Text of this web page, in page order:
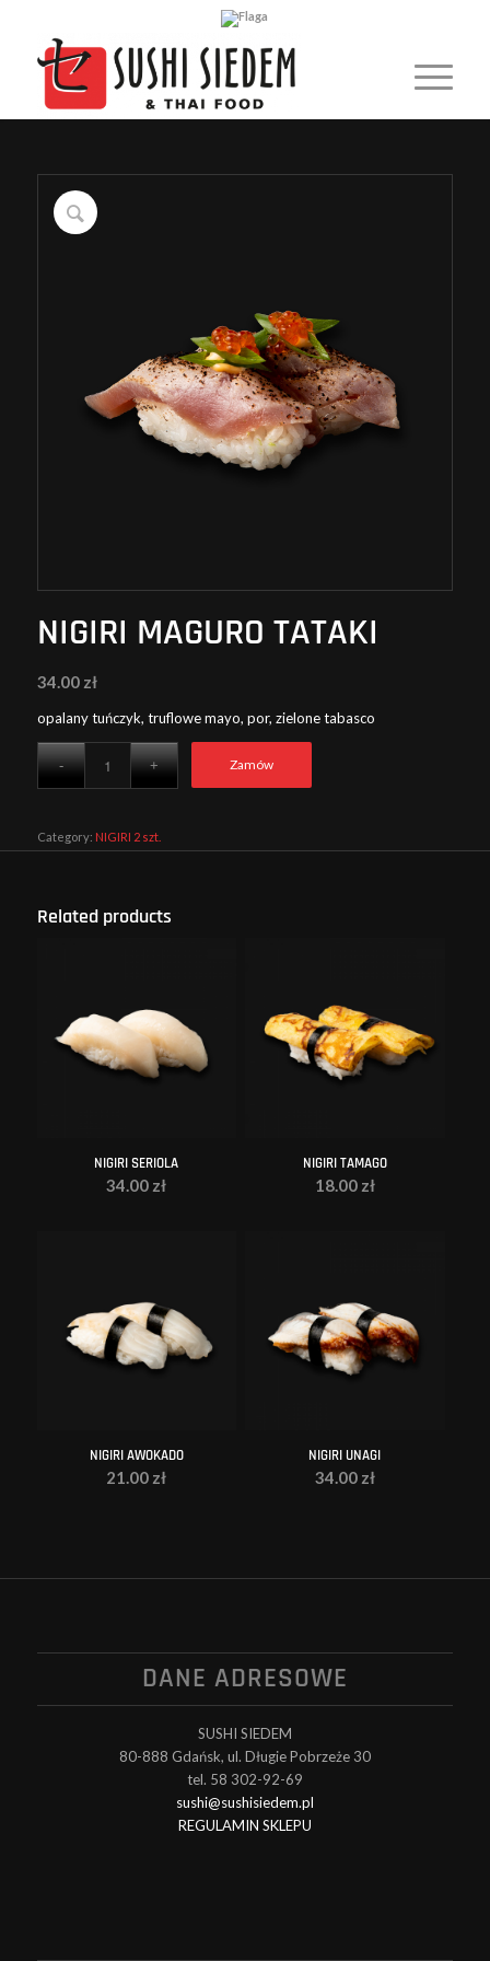
NIGIRI MAGURO TATAKI
34.00 zł
opalany tuńczyk, truflowe mayo, por, zielone tabasco
Zamów
Category: NIGIRI 2 szt.
Related products
NIGIRI SERIOLA
34.00 zł
NIGIRI TAMAGO
18.00 zł
NIGIRI AWOKADO
21.00 zł
NIGIRI UNAGI
34.00 zł
DANE ADRESOWE
SUSHI SIEDEM
80-888 Gdańsk, ul. Długie Pobrzeże 30
tel. 58 302-92-69
sushi@sushisiedem.pl
REGULAMIN SKLEPU